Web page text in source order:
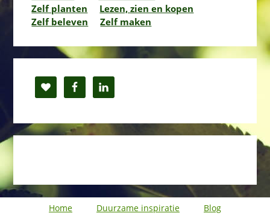
Zelf planten
Lezen, zien en kopen
Zelf beleven
Zelf maken
Home Duurzame inspiratie
Blog